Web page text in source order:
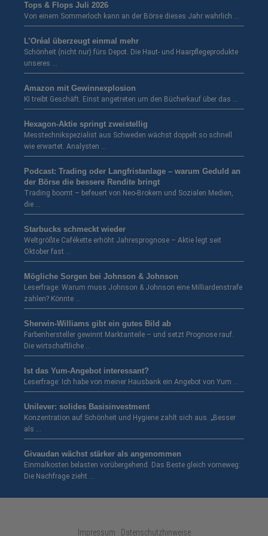
Tops & Flops Juli 2026
Von einem Sommerloch kann an der Börse dieses Jahr wahrlich …
L’Oréal überzeugt einmal mehr
Schönheit (nicht nur) fürs Depot. Die Haut- und Haarpflegeprodukte
unseres …
Amazon mit Gewinnexplosion
KI treibt Geschäft. Einst angetreten um den Bücherkauf über das …
Hexagon-Aktie springt zweistellig
Messtechnikspezialist aus Schweden wächst doppelt so schnell
wie erwartet. Analysten …
Podcast: Trading oder Langfristanlage – warum Geduld an
der Börse die bessere Rendite bringt
Trading boomt – befeuert von Neo-Brokern und Sozialen Medien,
die …
Starbucks schmeckt wieder
Weltgrößte Cafékette erhöht Jahresprognose – Aktie legt seit
Oktober fast …
Mögliche Sorgen bei Johnson & Johnson
Leserfrage: Warum muss Johnson & Johnson eine Milliardenstrafe
zahlen? Könnte …
Sherwin-Williams gibt ein gutes Bild ab
Farbenhersteller gewinnt Marktanteile – und setzt Prognose rauf.
Die wirtschaftliche …
Ist das Yum-Angebot interessant?
Leserfrage: Ich habe von meiner Hausbank ein Angebot von Yum …
Unilever: solides Basisinvestment
Konzentration auf Schönheit und Hygiene zahlt sich aus. „Besser
als …
Givaudan wächst stärker als angenommen
Einmalkosten belasten vorübergehend. Das Beste gleich vorneweg:
Die Nachfrage zieht …
Impressum · Datenschutzhinweise